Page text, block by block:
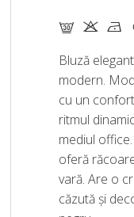
G K N
Bluză
modern.
cu un
ritmul
mediul
oferă
vară. Are o
căzută și